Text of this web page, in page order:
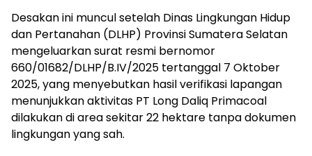
Desakan ini muncul setelah Dinas Lingkungan Hidup
dan Pertanahan (DLHP) Provinsi Sumatera Selatan
mengeluarkan surat resmi bernomor
660/01682/DLHP/B.IV/2025 tertanggal 7 Oktober
2025, yang menyebutkan hasil verifikasi lapangan
menunjukkan aktivitas PT Long Daliq Primacoal
dilakukan di area sekitar 22 hektare tanpa dokumen
lingkungan yang sah.